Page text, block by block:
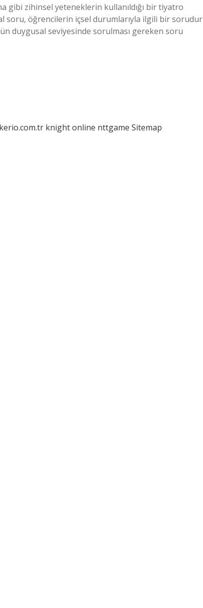
gibi zihinsel yeteneklerin kullanıldığı bir tiyatro
soru, öğrencilerin içsel durumlarıyla ilgili bir sorudur
duygusal seviyesinde sorulması gereken soru
knight online nttgame Sitemap